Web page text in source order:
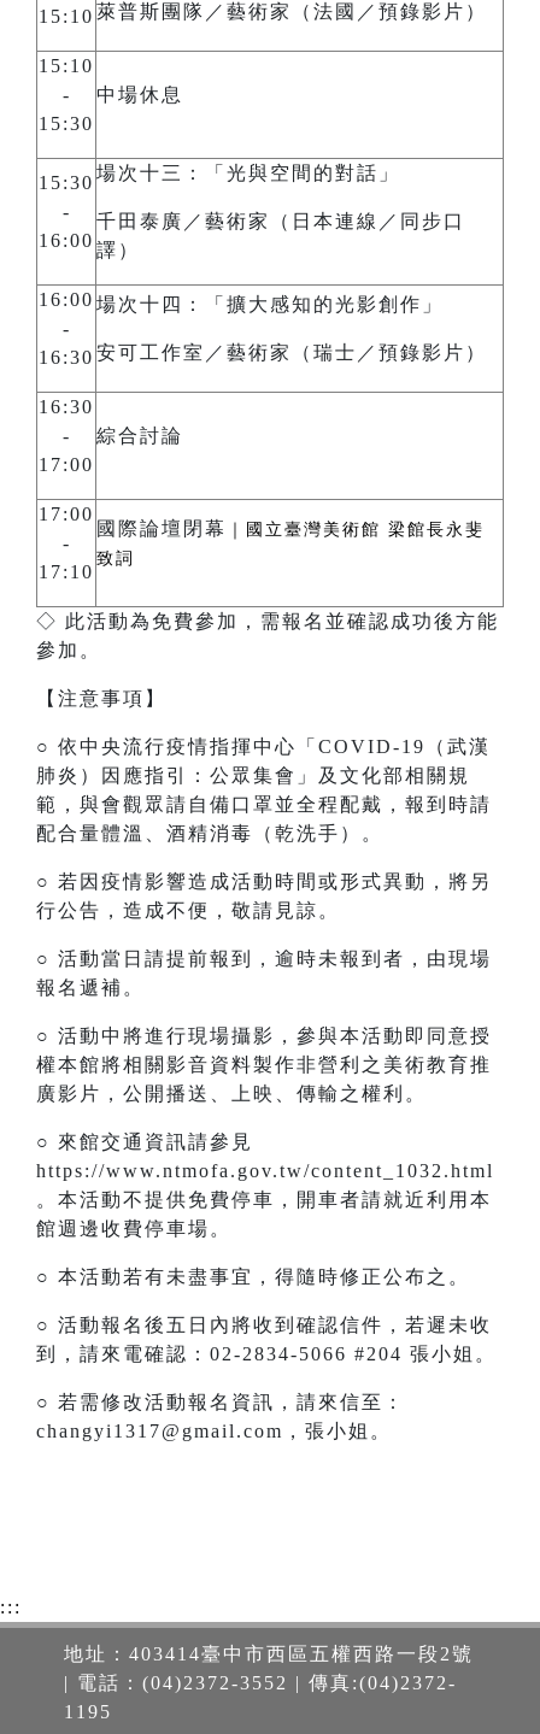
15:10 萊普斯團隊／藝術家（法國／預錄影片）
15:10
-
15:30
中場休息
15:30
-
16:00
場次十三：「光與空間的對話」
千田泰廣／藝術家（日本連線／同步口
譯）
16:00
-
16:30
場次十四：「擴大感知的光影創作」
安可工作室／藝術家（瑞士／預錄影片）
16:30
-
17:00
綜合討論
17:00
-
17:10
國際論壇閉幕
｜國立臺灣美術館 梁館長永斐
致詞
◇ 此活動為免費參加，需報名並確認成功後方能
參加。
【注意事項】
○ 依中央流行疫情指揮中心「COVID-19（武漢
肺炎）因應指引：公眾集會」及文化部相關規
範，與會觀眾請自備口罩並全程配戴，報到時請
配合量體溫、酒精消毒（乾洗手）。
○ 若因疫情影響造成活動時間或形式異動，將另
行公告，造成不便，敬請見諒。
○ 活動當日請提前報到，逾時未報到者，由現場
報名遞補。
○ 活動中將進行現場攝影，參與本活動即同意授
權本館將相關影音資料製作非營利之美術教育推
廣影片，公開播送、上映、傳輸之權利。
○ 來館交通資訊請參見
https://www.ntmofa.gov.tw/content_1032.html
。本活動不提供免費停車，開車者請就近利用本
館週邊收費停車場。
○ 本活動若有未盡事宜，得隨時修正公布之。
○ 活動報名後五日內將收到確認信件，若遲未收
到，請來電確認：02-2834-5066 #204 張小姐。
○ 若需修改活動報名資訊，請來信至：
changyi1317@gmail.com，張小姐。
:::
地址：403414臺中市西區五權西路一段2號
| 電話：(04)2372-3552 | 傳真:(04)2372-
1195